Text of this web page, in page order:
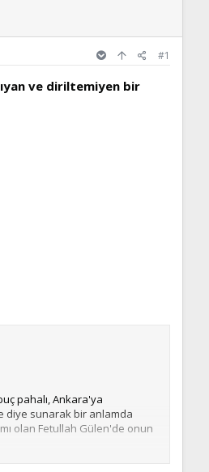
#1
ve diriltemiyen bir
pahalı, Ankara'ya
diye sunarak bir anlamda
olan Fetullah Gülen'de onun